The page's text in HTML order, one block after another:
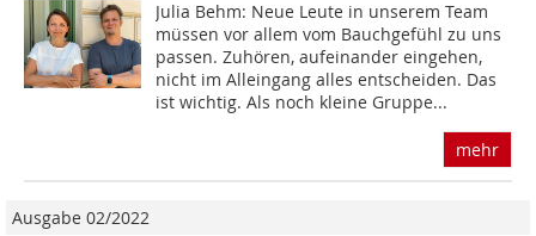
Julia Behm: Neue Leute in unserem Team
müssen vor allem vom Bauchgefühl zu uns
passen. Zuhören, aufeinander eingehen,
nicht im Alleingang alles entscheiden. Das
ist wichtig. Als noch kleine Gruppe...
mehr
Ausgabe 02/2022